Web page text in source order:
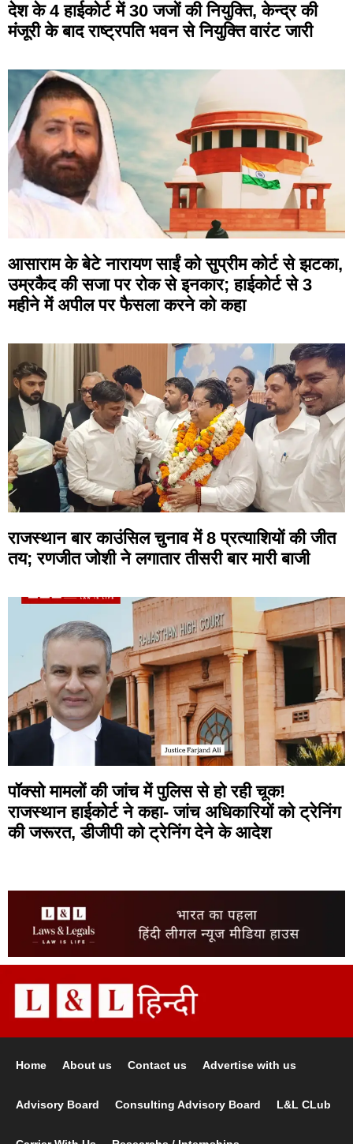
देश के 4 हाईकोर्ट में 30 जजों की नियुक्ति, केन्द्र की
मंजूरी के बाद राष्ट्रपति भवन से नियुक्ति वारंट जारी
आसाराम के बेटे नारायण साईं को सुप्रीम कोर्ट से झटका,
उम्रकैद की सजा पर रोक से इनकार; हाईकोर्ट से 3
महीने में अपील पर फैसला करने को कहा
राजस्थान बार काउंसिल चुनाव में 8 प्रत्याशियों की जीत
तय; रणजीत जोशी ने लगातार तीसरी बार मारी बाजी
पॉक्सो मामलों की जांच में पुलिस से हो रही चूक!
राजस्थान हाईकोर्ट ने कहा- जांच अधिकारियों को ट्रेनिंग
की जरूरत, डीजीपी को ट्रेनिंग देने के आदेश
Home About us Contact us Advertise with us
Advisory Board Consulting Advisory Board L&L CLub